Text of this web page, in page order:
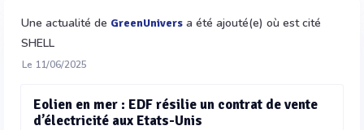
Une actualité de GreenUnivers a été ajouté(e) où est cité
SHELL
Le 11/06/2025
Eolien en mer : EDF résilie un contrat de vente
d’électricité aux Etats-Unis